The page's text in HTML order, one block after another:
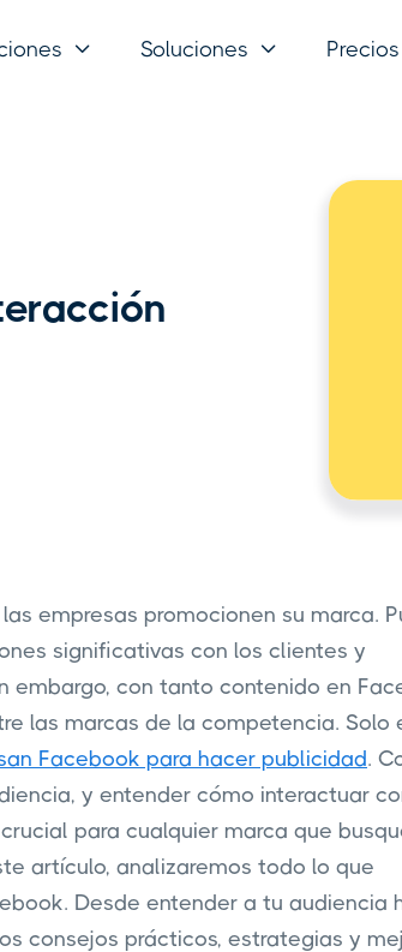
 Soluciones  Precios
empresas promocionen su marca.
significativas con los clientes y
embargo, con tanto contenido en
las marcas de la competencia. Solo
Facebook para hacer publicidad.
y entender cómo interactuar
para cualquier marca que
artículo, analizaremos todo lo que
Desde entender a tu audiencia
consejos prácticos, estrategias y